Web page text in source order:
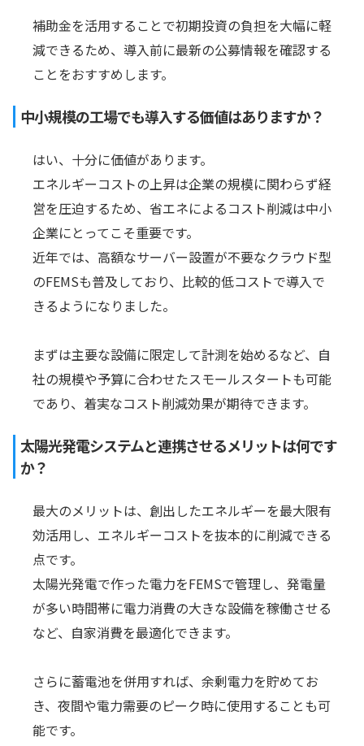
補助金を活用することで初期投資の負担を大幅に軽
減できるため、導入前に最新の公募情報を確認する
ことをおすすめします。
中小規模の工場でも導入する価値はありますか？
はい、十分に価値があります。
エネルギーコストの上昇は企業の規模に関わらず経
営を圧迫するため、省エネによるコスト削減は中小
企業にとってこそ重要です。
近年では、高額なサーバー設置が不要なクラウド型
のFEMSも普及しており、比較的低コストで導入で
きるようになりました。
まずは主要な設備に限定して計測を始めるなど、自
社の規模や予算に合わせたスモールスタートも可能
であり、着実なコスト削減効果が期待できます。
太陽光発電システムと連携させるメリットは何です
か？
最大のメリットは、創出したエネルギーを最大限有
効活用し、エネルギーコストを抜本的に削減できる
点です。
太陽光発電で作った電力をFEMSで管理し、発電量
が多い時間帯に電力消費の大きな設備を稼働させる
など、自家消費を最適化できます。
さらに蓄電池を併用すれば、余剰電力を貯めてお
き、夜間や電力需要のピーク時に使用することも可
能です。